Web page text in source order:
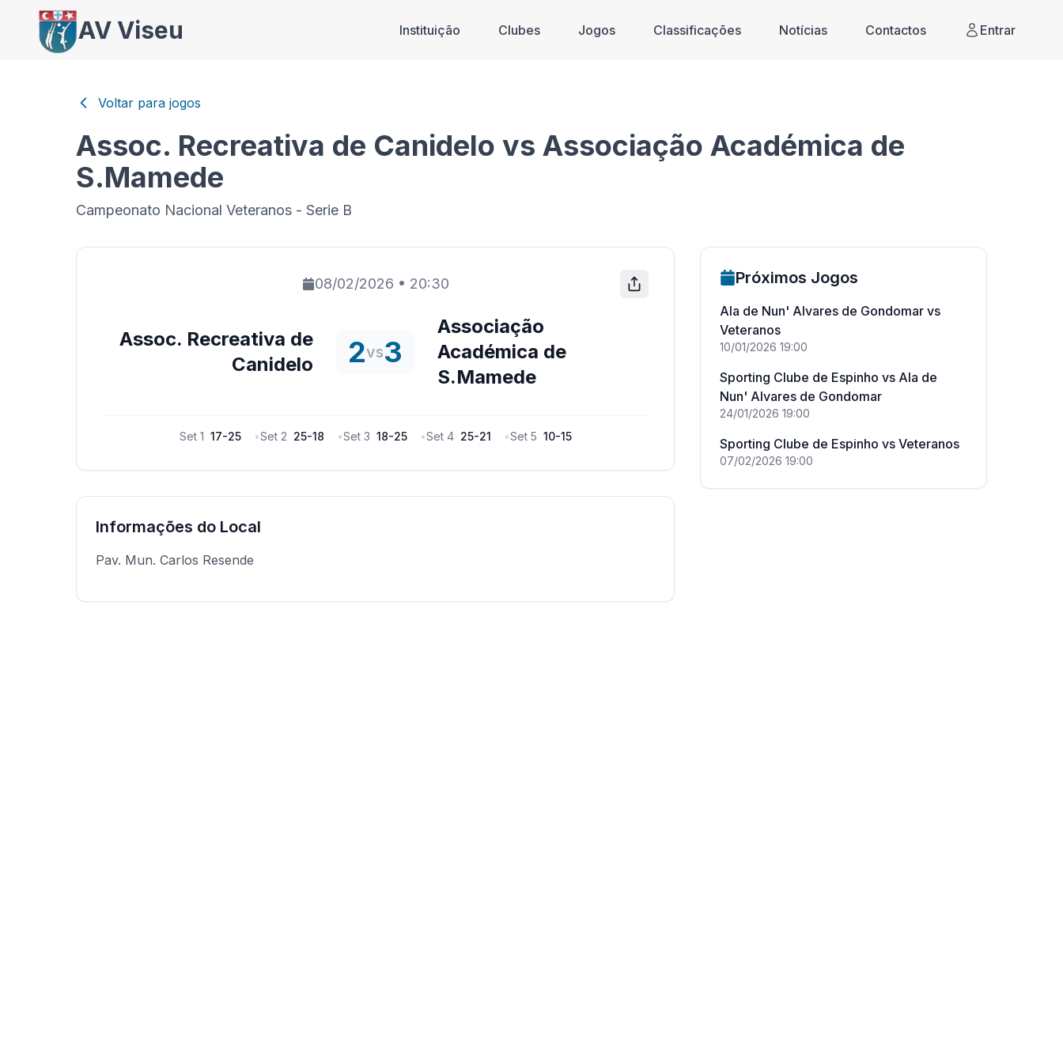
AV Viseu Instituição Clubes Jogos Classificações Notícias Contactos Entrar
Voltar para jogos
Assoc. Recreativa de Canidelo vs Associação Académica de
S.Mamede
Campeonato Nacional Veteranos - Serie B
08/02/2026 • 20:30
Assoc. Recreativa de
Canidelo
2vs3
Associação
Académica de
S.Mamede
Set 1 17-25 •Set 2 25-18 •Set 3 18-25 •Set 4 25-21 •Set 5 10-15
Informações do Local
Pav. Mun. Carlos Resende
Próximos Jogos
Ala de Nun' Alvares de Gondomar vs
Veteranos
10/01/2026 19:00
Sporting Clube de Espinho vs Ala de
Nun' Alvares de Gondomar
24/01/2026 19:00
Sporting Clube de Espinho vsVeteranos
07/02/2026 19:00